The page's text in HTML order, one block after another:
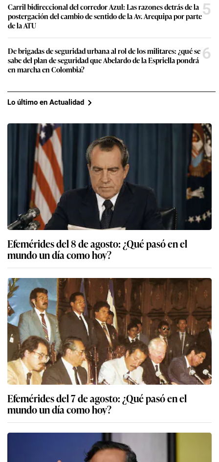
Carril bidireccional del corredor Azul: Las razones detrás de la
postergación del cambio de sentido de la Av. Arequipa por parte
de la ATU
5
De brigadas de seguridad urbana al rol de los militares: ¿qué se
sabe del plan de seguridad que Abelardo de la Espriella pondrá
en marcha en Colombia?
6
Lo último en Actualidad
Efemérides del 8 de agosto: ¿Qué pasó en el
mundo un día como hoy?
Efemérides del 7 de agosto: ¿Qué pasó en el
mundo un día como hoy?